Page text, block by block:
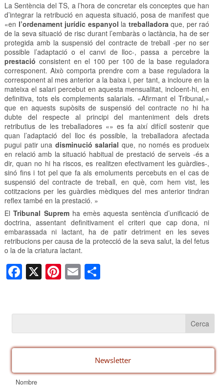
La Sentència del TS, a l’hora de concretar els conceptes que han
d’integrar la retribució en aquesta situació, posa de manifest que
«en l’ordenament jurídic espanyol la treballadoraque, per raó
de la seva situació de risc durant l’embaràs o lactància, ha de ser
protegida amb la suspensió del contracte de treball -per no ser
possible l’adaptació o el canvi de lloc-, passa a percebre la
prestació consistent en el 100 per 100 de la base reguladora
corresponent. Això comporta prendre com a base reguladora la
corresponent al mes anterior a la baixa i, per tant, a incloure en la
mateixa el salari percebut en aquesta mensualitat, incloent-hi, en
definitiva, tots els complements salarials. «Afirmant el Tribunal,»
que en aquests supòsits de suspensió del contracte no hi ha
dubte del respecte al principi del manteniment dels drets
retributius de les treballadores «» es fa així difícil sostenir que
quan l’adaptació del lloc és possible, la treballadora afectada
pugui patir una disminució salarial que, no només es produeix
en relació amb la situació habitual de prestació de serveis -és a
dir, quan no hi ha riscos, es realitzen efectivament les guàrdies-,
sinó fins i tot pel que fa als emoluments percebuts en el cas de
suspensió del contracte de treball, en què, com hem vist, les
cotitzacions per les guàrdies mèdiques del mes anterior tindran
reflex també en la prestació. »
ElTribunal Supremha emès aquesta sentència d’unificació de
doctrina, assentant definitivament el criteri que cap dona, ni
embarassada ni lactant, ha de patir detriment en les seves
retribucions per causa de la protecció de la seva salut, la del fetus
o la de la criatura lactant.
F
a
e
b
o
k
X Pi
nt
e
st
E
m
C
p
ar
te
ix
Newsletter
Nombre